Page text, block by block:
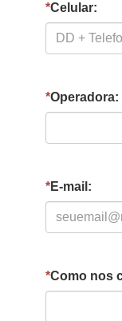
*Celular:
*Operadora:
*E-mail:
*Como nos